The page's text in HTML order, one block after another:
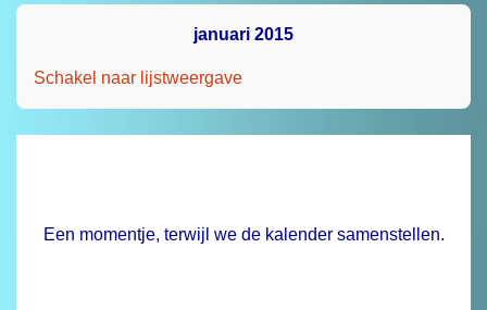
januari 2015
Schakel naar lijstweergave
Een momentje, terwijl we de kalender samenstellen.